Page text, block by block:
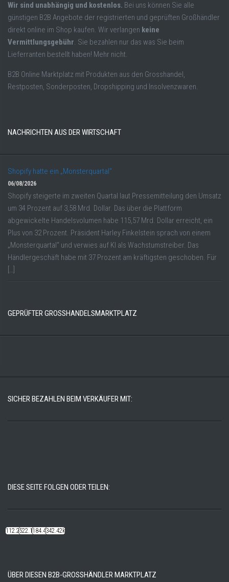
Wir sind unabhängig und kostenlos. Bei uns können Sie alle
günstigen B2B Angebote der registrierten und geprüften Großhändler
direkt online im Shop kaufen. Wir verlangen keine
Vermittlungsgebühr. Sie bezahlen nur das was Sie beim
Lieferranten bestellt haben! Mehr nicht.
B2B Online Marktplatz mit Produkten aus den Grosshandel,
Restposten, Sonderposten, Dropshipping und Insolvenzwaren.
NACHRICHTEN AUS DER WIRTSCHAFT
Shopify hatte ein „Monsterquartal“
06/08/2026
Shopify steigerte im zweiten Quartal laut Pressemitteilung den Umsatz
um 34 Prozent auf 3,58 Mrd. Dollar. Das über die Plattform
abgewickelte Handelsvolumen habe 115,57 Mrd. Dollar erreicht, ein
Plus von 32 Prozent. Präsident Harley Finkelstein sprach von einem
„Monsterquartal“ und verwies auf KI als Wachstumstreiber. Das
Händlergeschäft habe mit 37 Prozent am kräftigsten geschoben. Für
[…]
GEPRÜFTER GROSSHANDELSMARKTPLATZ
SICHER BEZAHLEN BEIM VERKÄUFER MIT:
DIESE SEITE FOLGEN ODER TEILEN:
112.22k522.14k184.48k342.42k
ÜBER DIESEN B2B-GROSSHÄNDLER MARKTPLATZ